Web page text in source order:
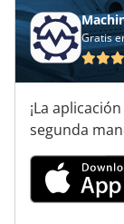
Gratis
¡La
segunda